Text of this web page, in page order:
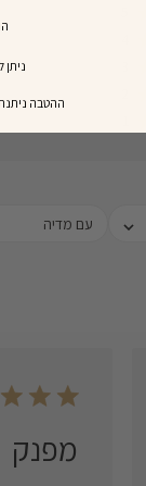
עם מדיה
מפנק
​ההטבה